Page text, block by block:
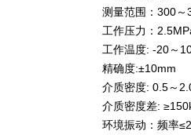
测量范围：300～
工作压力：
工作温度: -20～
精确度:±10mm
介质密度: 0.5～
介质密度差:
环境振动：频率